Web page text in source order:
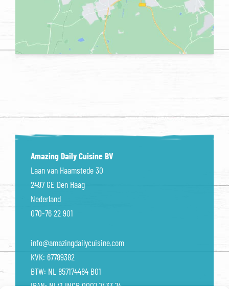
Amazing Daily Cuisine BV
Laan van Haamstede 30
2497 GE Den Haag
Nederland
070-76 22 901
info@amazingdailycuisine.com
KVK: 67789382
BTW: NL 857174484 B01
IBAN: NL41 INGB 0007 7433 74